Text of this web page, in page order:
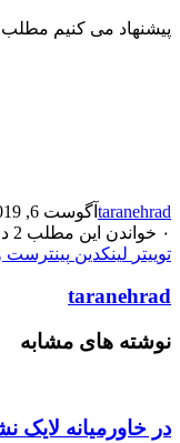
پیشنهاد می کنیم مطلب
taranehrad آگوست 6, 2019
۰ خواندن این مطلب 2 دقیقه زمان میبرد
توییتر لینکدین پینترست
taranehrad
نوشته های مشابه
در خاورمیانه لایک نشان ندهید! ۱۹ رفتار ساده ای که در